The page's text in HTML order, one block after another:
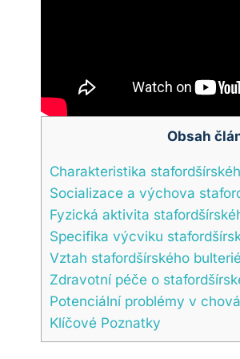
Obsah
Charakteristika
Socializace a výchova
Fyzická aktivita
Specifika výcviku
Vztah stafordšírského
Zdravotní péče o
Potenciální problémy v
Klíčové Poznatky